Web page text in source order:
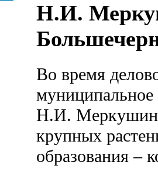
Н.И.
Во время
муниципальное
Н.И. Меркушин
крупных
образования –